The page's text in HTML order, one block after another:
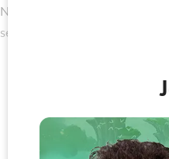
Nachrichten aufmerksam.
selbst kennt.